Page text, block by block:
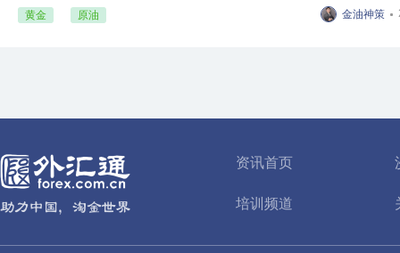
黄金 原油 金油神策
资讯首页
培训频道